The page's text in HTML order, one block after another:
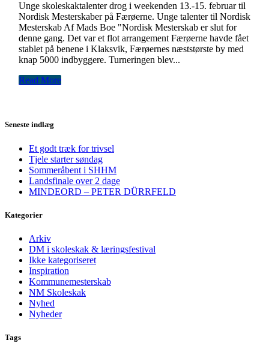
Unge skoleskaktalenter drog i weekenden 13.-15. februar til
Nordisk Mesterskaber på Færøerne. Unge talenter til Nordisk
Mesterskab Af Mads Boe "Nordisk Mesterskab er slut for
denne gang. Det var et flot arrangement Færøerne havde fået
stablet på benene i Klaksvik, Færøernes næststørste by med
knap 5000 indbyggere. Turneringen blev...
Read More
Seneste indlæg
Et godt træk for trivsel
Tjele starter søndag
Sommeråbent i SHHM
Landsfinale over 2 dage
MINDEORD – PETER DÜRRFELD
Kategorier
Arkiv
DM i skoleskak & læringsfestival
Ikke kategoriseret
Inspiration
Kommunemesterskab
NM Skoleskak
Nyhed
Nyheder
Tags